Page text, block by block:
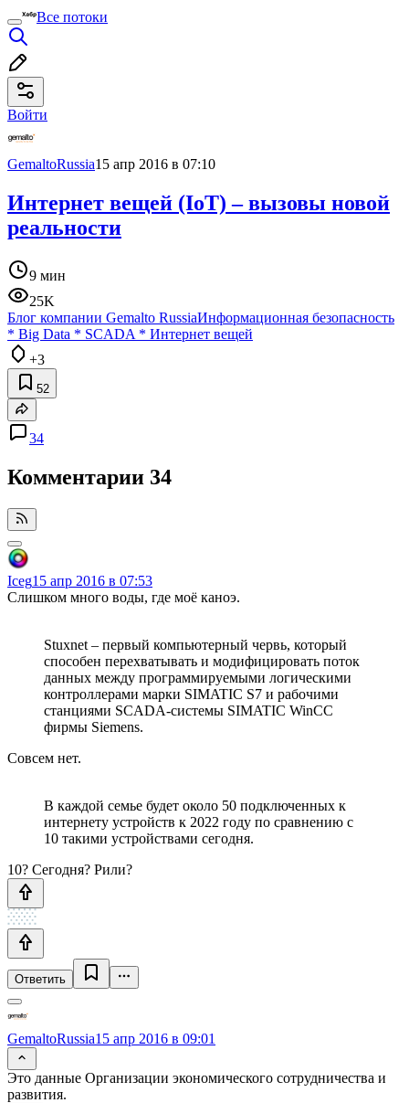
Все потоки
Войти
GemaltoRussia15 апр 2016 в 07:10
Интернет вещей (IoT) – вызовы новой
реальности
9 мин
25K
Блог компании Gemalto RussiaИнформационная безопасность
* Big Data * SCADA * Интернет вещей
+3
52
34
Комментарии 34
Iceg15 апр 2016 в 07:53
Слишком много воды, где моё каноэ.
Stuxnet – первый компьютерный червь, который
способен перехватывать и модифицировать поток
данных между программируемыми логическими
контроллерами марки SIMATIC S7 и рабочими
станциями SCADA-системы SIMATIC WinCC
фирмы Siemens.
Совсем нет.
В каждой семье будет около 50 подключенных к
интернету устройств к 2022 году по сравнению с
10 такими устройствами сегодня.
10? Сегодня? Рили?
Ответить
GemaltoRussia15 апр 2016 в 09:01
Это данные Организации экономического сотрудничества и
развития.